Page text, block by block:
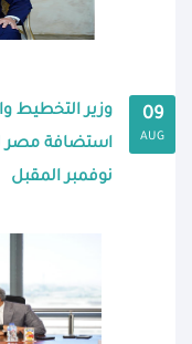
09
AUG
وزير التخطيط
استضافة مصر
نوفمبر المقبل